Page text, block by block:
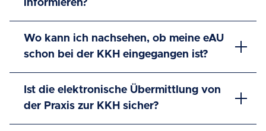
informieren?
Wo kann ich nachsehen, ob meine eAU
schon bei der KKH eingegangen ist?
Ist die elektronische Übermittlung von
der Praxis zur KKH sicher?